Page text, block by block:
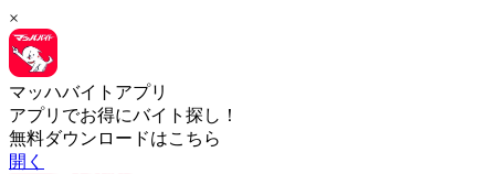
×
マッハバイトアプリ
アプリでお得にバイト探し！
無料ダウンロードはこちら
開く